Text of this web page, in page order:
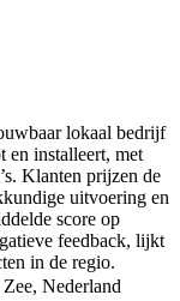
lokaal bedrijf
en installeert, met
Klanten prijzen de
uitvoering en
score op
feedback, lijkt
in de regio.
Nederland